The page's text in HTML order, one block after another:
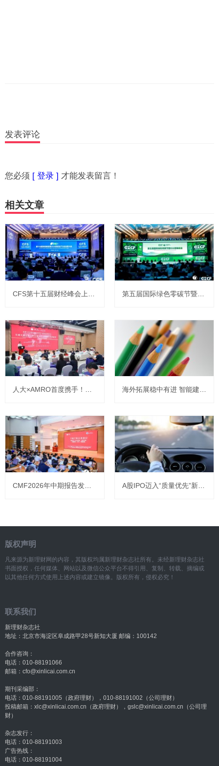
发表评论
您必须 [ 登录 ] 才能发表留言！
相关文章
人大×AMRO首度携手！共议东盟与中日韩区域经济发展 海外拓展稳中有进 智能建造蓄势赋能 ——安永发布《中国上市建筑公司2025年回顾及未来展望》报告
CMF2026年中期报告发布：专家共论中国经济承前启后新变局 A股IPO迈入“质量优先”新常态，港股筹资规模创近五年同期新高
版权声明
凡来源为新理财网的内容，其版权均属新理财杂志社所有。未经新理财杂志社
书面授权，任何媒体、网站以及微信公众平台不得引用、复制、转载、摘编或
以其他任何方式使用上述内容或建立镜像。版权所有，侵权必究！
联系我们
新理财杂志社
地址：北京市海淀区阜成路甲28号新知大厦 邮编：100142
合作咨询：
电话：010-88191066
邮箱：cfo@xinlicai.com.cn
期刊采编部：
电话：010-88191005（政府理财），010-88191002（公司理财）
投稿邮箱：xlc@xinlicai.com.cn（政府理财），gslc@xinlicai.com.cn（公司理
财）
杂志发行：
电话：010-88191003
广告热线：
电话：010-88191004